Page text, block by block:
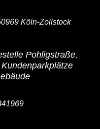
Köln-Zollstock
Pohligstraße,